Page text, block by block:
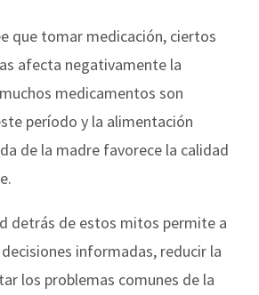
que tomar medicación, ciertos
afecta negativamente la
medicamentos son
período y la alimentación
de la madre favorece la calidad
detrás de estos mitos permite a
informadas, reducir la
los problemas comunes de la